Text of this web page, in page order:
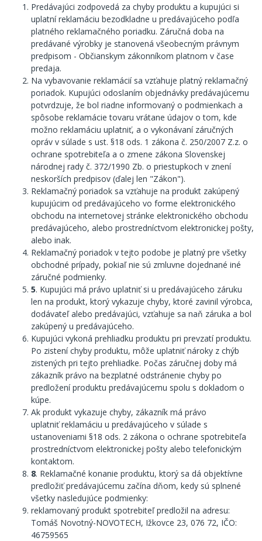
Predávajúci zodpovedá za chyby produktu a kupujúci si
uplatní reklamáciu bezodkladne u predávajúceho podľa
platného reklamačného poriadku. Záručná doba na
predávané výrobky je stanovená všeobecným právnym
predpisom - Občianskym zákonníkom platnom v čase
predaja.
Na vybavovanie reklamácií sa vzťahuje platný reklamačný
poriadok. Kupujúci odoslaním objednávky predávajúcemu
potvrdzuje, že bol riadne informovaný o podmienkach a
spôsobe reklamácie tovaru vrátane údajov o tom, kde
možno reklamáciu uplatniť, a o vykonávaní záručných
opráv v súlade s ust. §18 ods. 1 zákona č. 250/2007 Z.z. o
ochrane spotrebiteľa a o zmene zákona Slovenskej
národnej rady č. 372/1990 Zb. o priestupkoch v znení
neskorších predpisov (ďalej len "Zákon").
Reklamačný poriadok sa vzťahuje na produkt zakúpený
kupujúcim od predávajúceho vo forme elektronického
obchodu na internetovej stránke elektronického obchodu
predávajúceho, alebo prostredníctvom elektronickej pošty,
alebo inak.
Reklamačný poriadok v tejto podobe je platný pre všetky
obchodné prípady, pokiaľ nie sú zmluvne dojednané iné
záručné podmienky.
5. Kupujúci má právo uplatniť si u predávajúceho záruku
len na produkt, ktorý vykazuje chyby, ktoré zavinil výrobca,
dodávateľ alebo predávajúci, vzťahuje sa naň záruka a bol
zakúpený u predávajúceho.
Kupujúci vykoná prehliadku produktu pri prevzatí produktu.
Po zistení chyby produktu, môže uplatniť nároky z chýb
zistených pri tejto prehliadke. Počas záručnej doby má
zákazník právo na bezplatné odstránenie chyby po
predložení produktu predávajúcemu spolu s dokladom o
kúpe.
Ak produkt vykazuje chyby, zákazník má právo
uplatniť reklamáciu u predávajúceho v súlade s
ustanoveniami §18 ods. 2 zákona o ochrane spotrebiteľa
prostredníctvom elektronickej pošty alebo telefonickým
kontaktom.
8. Reklamačné konanie produktu, ktorý sa dá objektívne
predložiť predávajúcemu začína dňom, kedy sú splnené
všetky nasledujúce podmienky:
reklamovaný produkt spotrebiteľ predložil na adresu:
Tomáš Novotný-NOVOTECH, Ižkovce 23, 076 72, IČO:
46759565